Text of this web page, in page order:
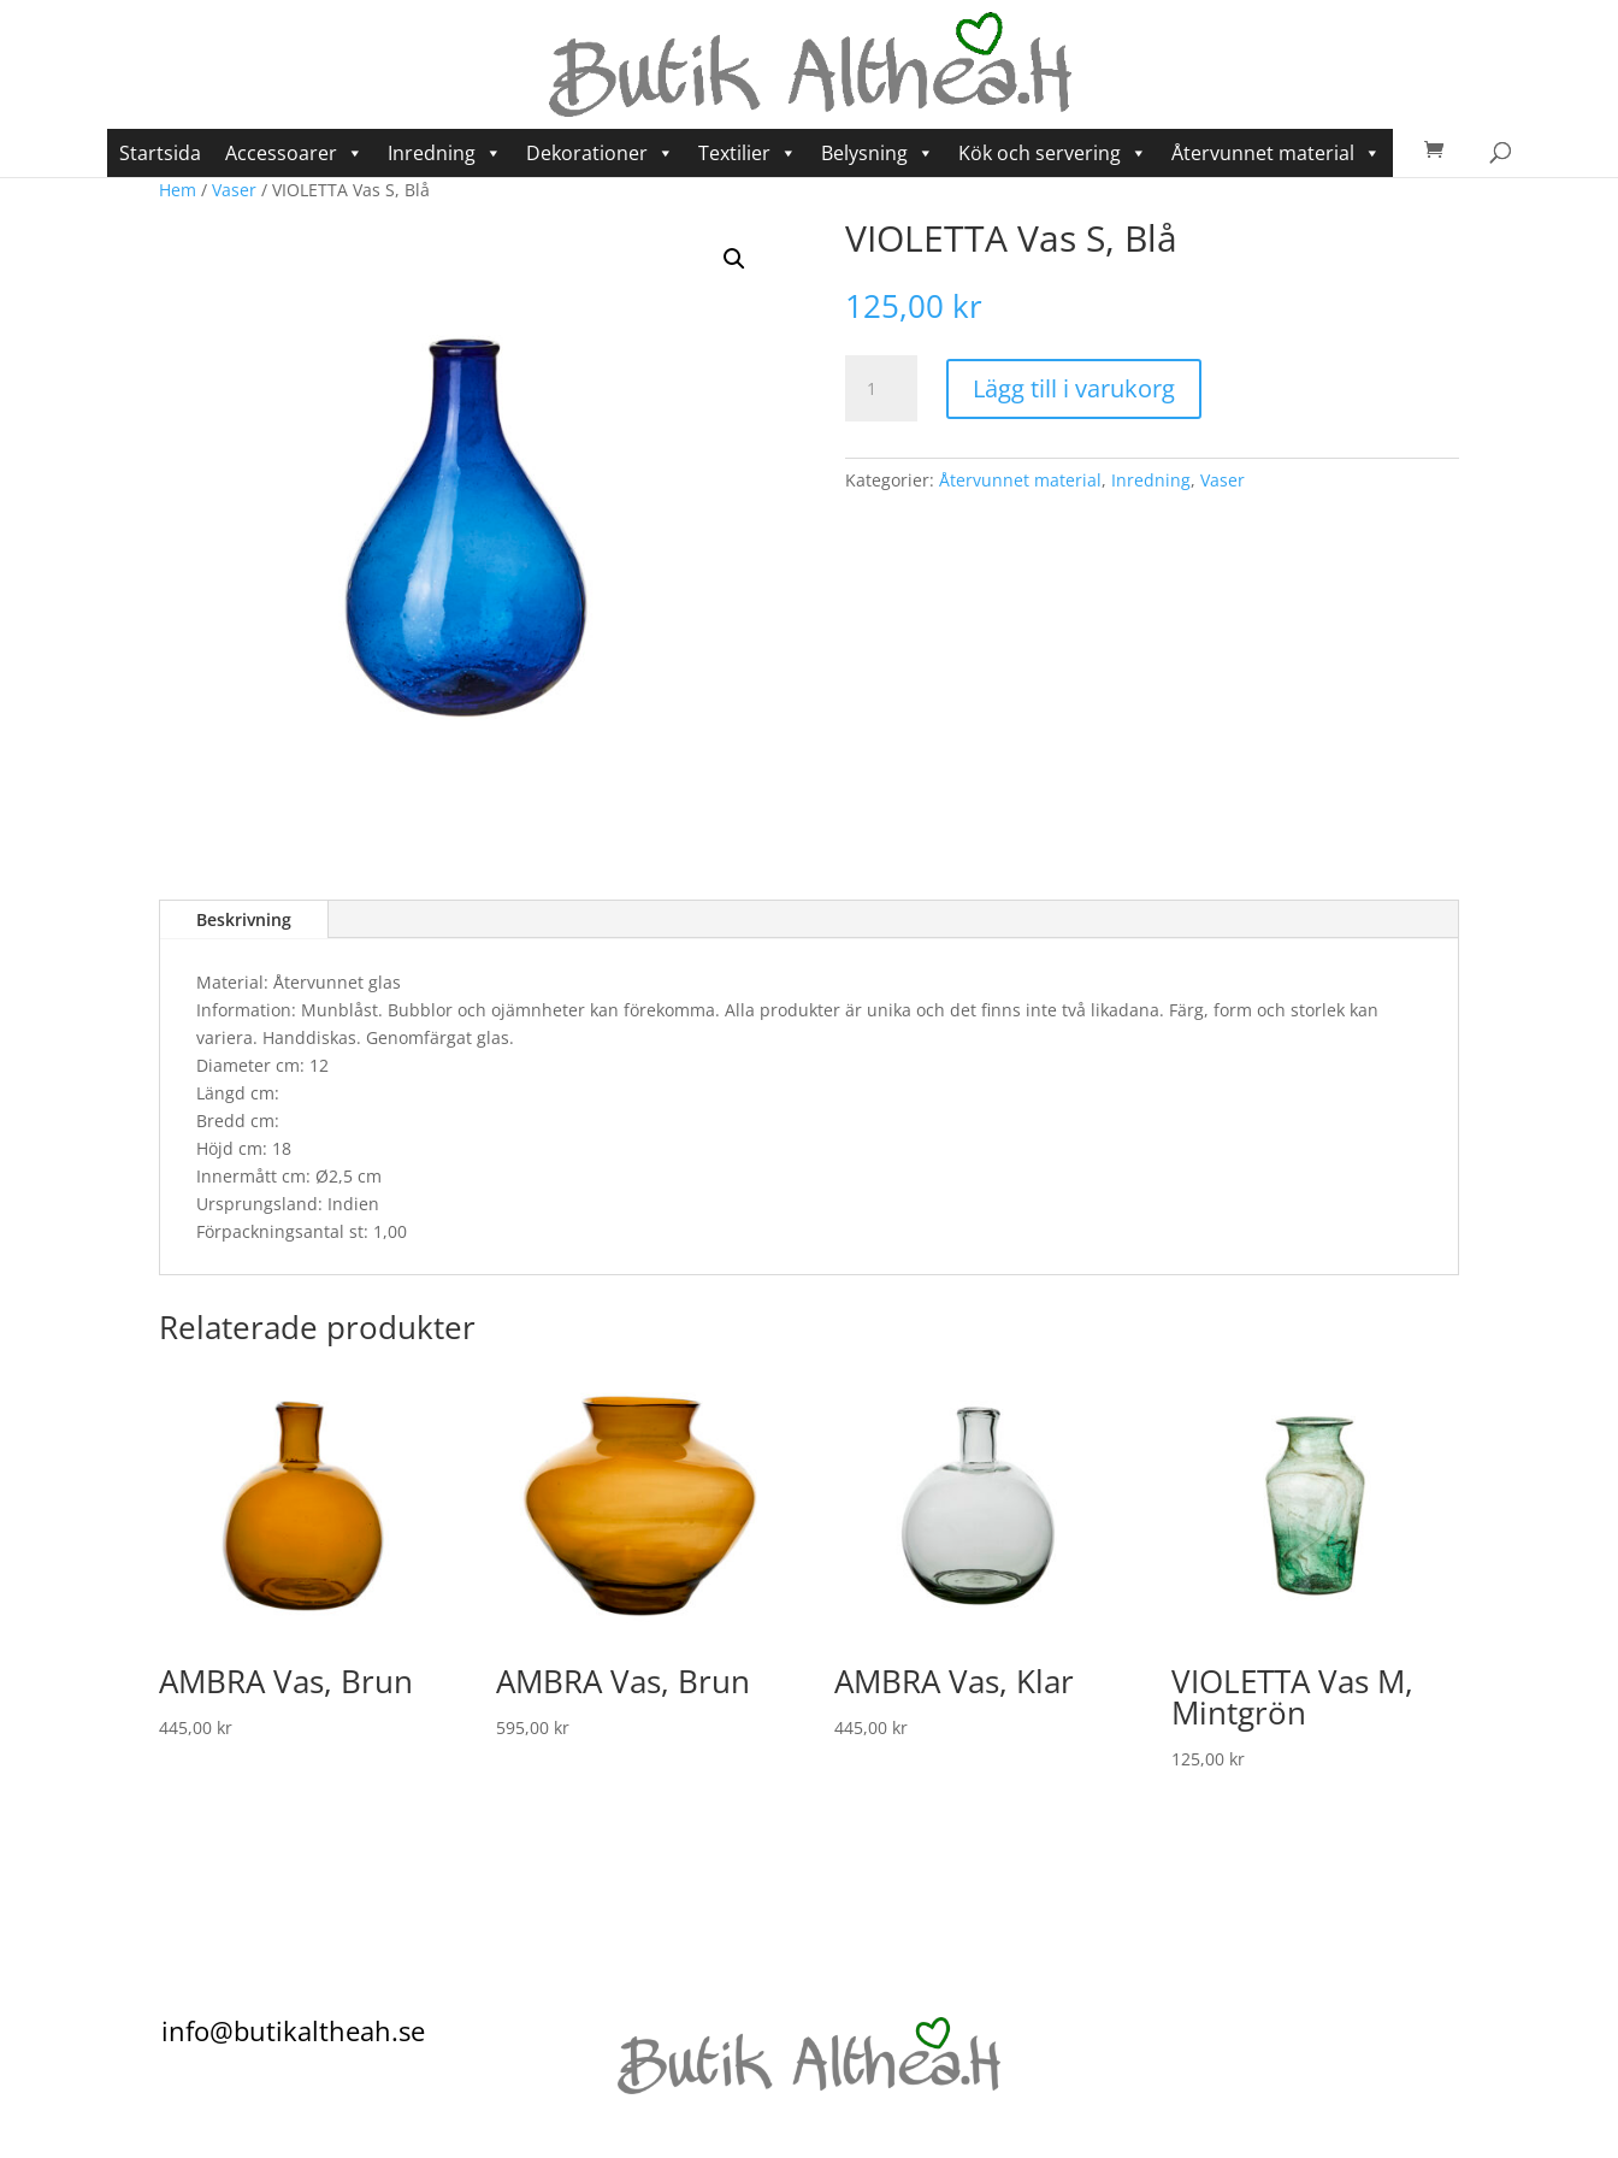
Startsida Accessoarer Inredning Dekorationer Textilier Belysning Kök och servering Återvunnet material
Hem / Vaser / VIOLETTA Vas S, Blå
VIOLETTA Vas S, Blå
125,00 kr
mängd
Lägg till i varukorg
Kategorier: Återvunnet material, Inredning, Vaser
Beskrivning
Material: Återvunnet glas
Information: Munblåst. Bubblor och ojämnheter kan förekomma. Alla produkter är unika och det finns inte två likadana. Färg, form och storlek kan
variera. Handdiskas. Genomfärgat glas.
Diameter cm: 12
Längd cm:
Bredd cm:
Höjd cm: 18
Innermått cm: Ø2,5 cm
Ursprungsland: Indien
Förpackningsantal st: 1,00
Relaterade produkter
AMBRA Vas, Brun
445,00 kr
AMBRA Vas, Brun
595,00 kr
AMBRA Vas, Klar
445,00 kr
VIOLETTA Vas M,
Mintgrön
125,00 kr
info@butikaltheah.se